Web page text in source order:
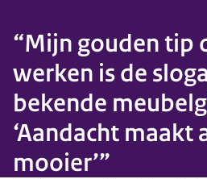
“Mijn gouden tip
werken is de
bekende
‘Aandacht maakt
mooier’”